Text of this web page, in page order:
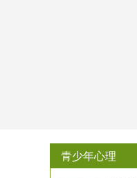
青少年心理